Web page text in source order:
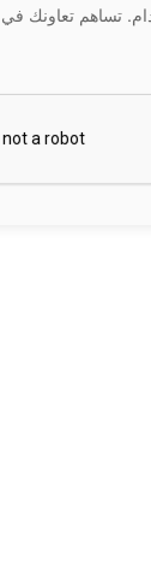
تساهم تعاونك في